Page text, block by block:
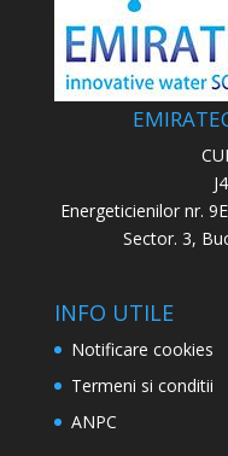
Energeticienilor nr.
Sector. 3,
INFO UTILE
Notificare cookies
Termeni si conditii
ANPC